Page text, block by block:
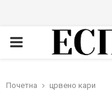
PRIMARY
Почетна црвено кари